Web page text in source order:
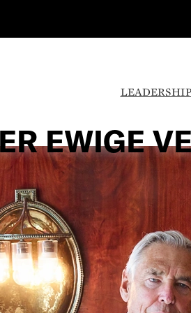
LEADERSHIP
EWIGE